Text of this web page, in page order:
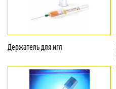
Держатель для игл